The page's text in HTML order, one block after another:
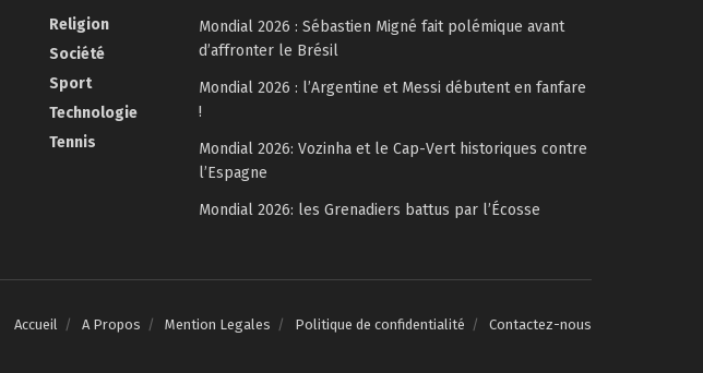
Religion
Société
Sport
Technologie
Tennis
Mondial 2026 : Sébastien Migné fait polémique avant
d’affronter le Brésil
Mondial 2026 : l’Argentine et Messi débutent en fanfare
!
Mondial 2026: Vozinha et le Cap-Vert historiques contre
l’Espagne
Mondial 2026: les Grenadiers battus par l’Écosse
Accueil A Propos Mention Legales Politique de confidentialité Contactez-nous